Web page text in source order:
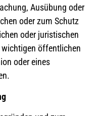
Ausübung oder
oder zum Schutz
oder juristischen
wichtigen öffentlichen
oder eines